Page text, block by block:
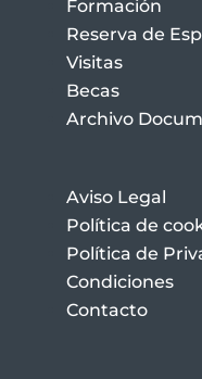
Formación
Reserva de
Visitas
Becas
Archivo
Aviso Legal
Política de
Política de
Condiciones
Contacto